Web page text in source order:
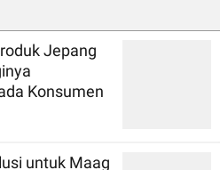
Jepang
Konsumen
untuk Maag